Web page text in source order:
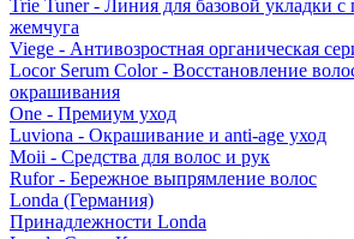
Trie Tuner - Линия для базовой укладки
жемчуга
Viege - Антивозростная органическая
Locor Serum Color - Восстановление
окрашивания
One - Премиум уход
Luviona - Окрашивание и anti-age уход
Moii - Средства для волос и рук
Rufor - Бережное выпрямление волос
Londa (Германия)
Принадлежности Londa